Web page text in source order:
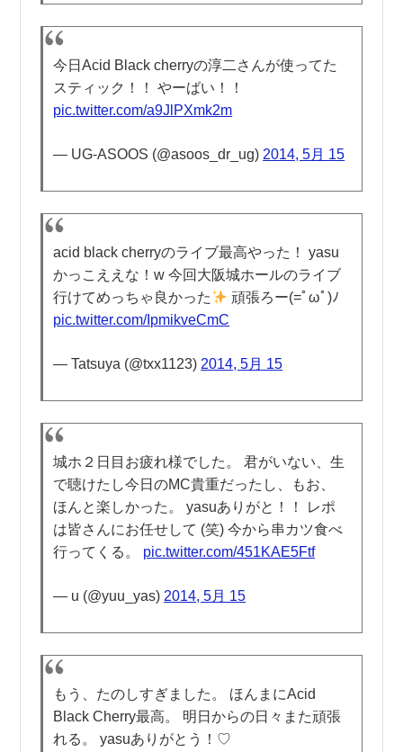
今日Acid Black cherryの淳二さんが使ってた
スティック！！ やーばい！！
pic.twitter.com/a9JlPXmk2m
— UG-ASOOS (@asoos_dr_ug) 2014, 5月 15
acid black cherryのライブ最高やった！ yasu
かっこええな！w 今回大阪城ホールのライブ
行けてめっちゃ良かった
頑張ろー(=ﾟωﾟ)ﾉ
pic.twitter.com/IpmikveCmC
— Tatsuya (@txx1123) 2014, 5月 15
城ホ２日目お疲れ様でした。 君がいない、生
で聴けたし今日のMC貴重だったし、もお、
ほんと楽しかった。 yasuありがと！！ レポ
は皆さんにお任せして (笑) 今から串カツ食べ
行ってくる。 pic.twitter.com/451KAE5Ftf
— u (@yuu_yas) 2014, 5月 15
もう、たのしすぎました。 ほんまにAcid
Black Cherry最高。 明日からの日々また頑張
れる。 yasuありがとう！♡